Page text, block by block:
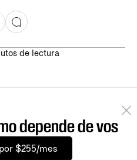
de lectura
depende de vos
$255/mes